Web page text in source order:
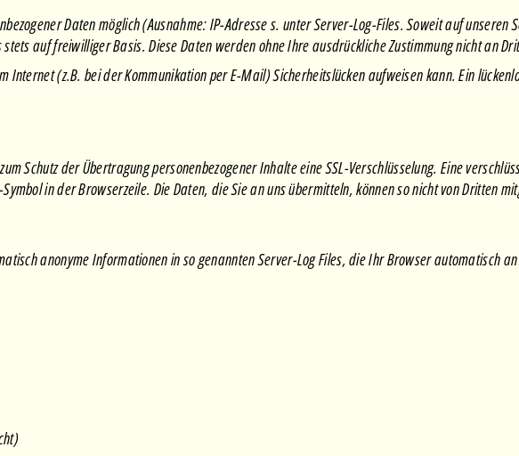
Daten möglich (Ausnahme: IP-Adresse s. unter Server-Log-Files. Soweit auf
auf freiwilliger Basis. Diese Daten werden ohne Ihre ausdrückliche Zustimmung nicht an
(z.B. bei der Kommunikation per E-Mail) Sicherheitslücken aufweisen kann. Ein
Schutz der Übertragung personenbezogener Inhalte eine SSL-Verschlüsselung. Eine
in der Browserzeile. Die Daten, die Sie an uns übermitteln, können so nicht von Dritten
anonyme Informationen in so genannten Server-Log Files, die Ihr Browser automatisch